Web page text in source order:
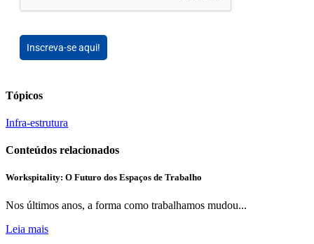
Inscreva-se aqui!
Tópicos
Infra-estrutura
Conteúdos relacionados
Workspitality: O Futuro dos Espaços de Trabalho
Nos últimos anos, a forma como trabalhamos mudou...
Leia mais